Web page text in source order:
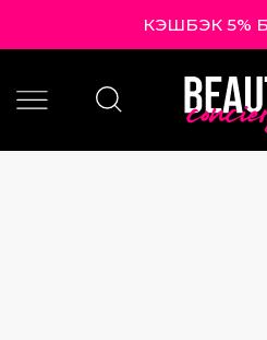
КЭШБЭК 5% БЬЮТИ БАЛЛА|